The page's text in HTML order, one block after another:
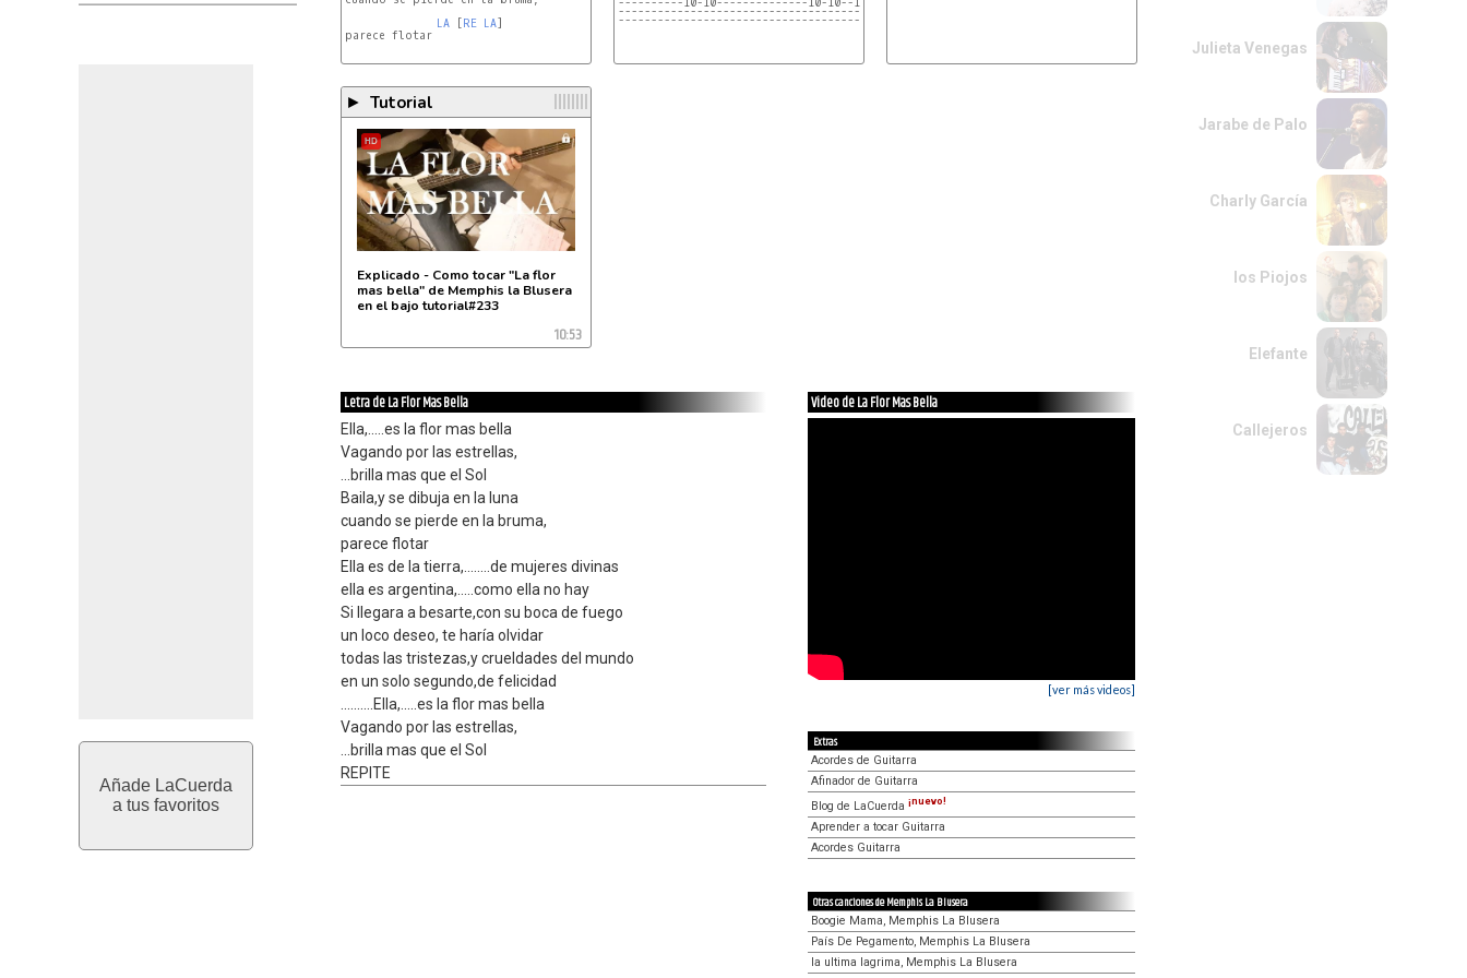
Añade LaCuerda
a tus favoritos
LA [RE LA]
parece flotar
---------------------------------------9--------------------------------------
------------------------------------------------------------------------------
► Tutorial
HD
Explicado - Como tocar "La flor
mas bella" de Memphis la Blusera
en el bajo tutorial#233
10:53
Letra de La Flor Mas Bella
Ella,.....es la flor mas bella
Vagando por las estrellas,
...brilla mas que el Sol
Baila,y se dibuja en la luna
cuando se pierde en la bruma,
parece flotar
Ella es de la tierra,........de mujeres divinas
ella es argentina,.....como ella no hay
Si llegara a besarte,con su boca de fuego
un loco deseo, te haría olvidar
todas las tristezas,y crueldades del mundo
en un solo segundo,de felicidad
..........Ella,.....es la flor mas bella
Vagando por las estrellas,
...brilla mas que el Sol
REPITE
Video de La Flor Mas Bella
[ver más videos]
Extras
Acordes de Guitarra
Afinador de Guitarra
Blog de LaCuerda ¡nuevo!
Aprender a tocar Guitarra
Acordes Guitarra
Otras canciones de Memphis La Blusera
Boogie Mama, Memphis La Blusera
País De Pegamento, Memphis La Blusera
la ultima lagrima, Memphis La Blusera
Julieta Venegas
Jarabe de Palo
Charly García
los Piojos
Elefante
Callejeros